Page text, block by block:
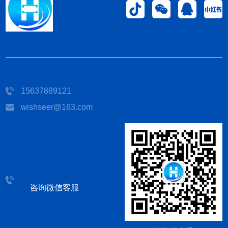
15637889121
wishseer@163.com
咨询微信客服